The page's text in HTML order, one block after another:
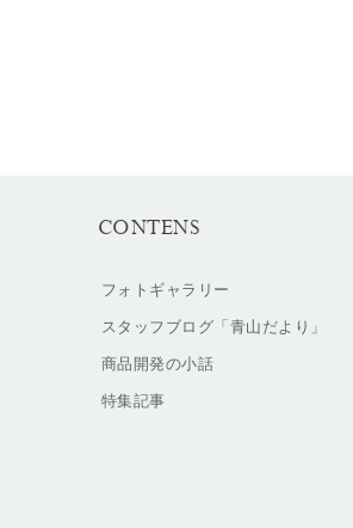
CONTENS
フォトギャラリー
スタッフブログ「青山だより」
商品開発の小話
特集記事